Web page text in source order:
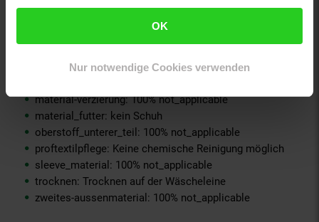
OK
Nur notwendige Cookies verwenden
material-oberstoff-mittlere-schicht: 100% not_applicable
material-oberstoff-oberer-teil: 100% not_applicable
material-verzierung: 100% not_applicable
material_futter: kein Schuh
oberstoff_unterer_teil: 100% not_applicable
proftextilpflege: Keine chemische Reinigung möglich
sleeve_material: 100% not_applicable
trocknen: Trocknen auf der Wäscheleine
zweites-aussenmaterial: 100% not_applicable